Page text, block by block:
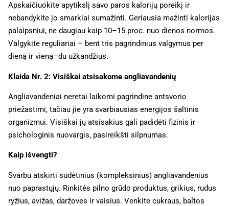
Apskaičiuokite apytikslį savo paros kalorijų poreikį ir
nebandykite jo smarkiai sumažinti. Geriausia mažinti kalorijas
palaipsniui, ne daugiau kaip 10–15 proc. nuo dienos normos.
Valgykite reguliariai – bent tris pagrindinius valgymus per
dieną ir vieną–du užkandžius.
Klaida Nr. 2: Visiškai atsisakome angliavandenių
Angliavandeniai neretai laikomi pagrindine antsvorio
priežastimi, tačiau jie yra svarbiausias energijos šaltinis
organizmui. Visiškai jų atsisakius gali padidėti fizinis ir
psichologinis nuovargis, pasireikšti silpnumas.
Kaip išvengti?
Svarbu atskirti sudėtinius (kompleksinius) angliavandenius
nuo paprastųjų. Rinkitės pilno grūdo produktus, grikius, rudus
ryžius, avižas, daržoves ir vaisius. Venkite cukraus, baltos